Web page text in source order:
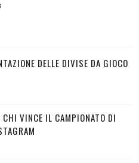
DELLE DIVISE DA GIOCO
CHI VINCE IL CAMPIONATO DI